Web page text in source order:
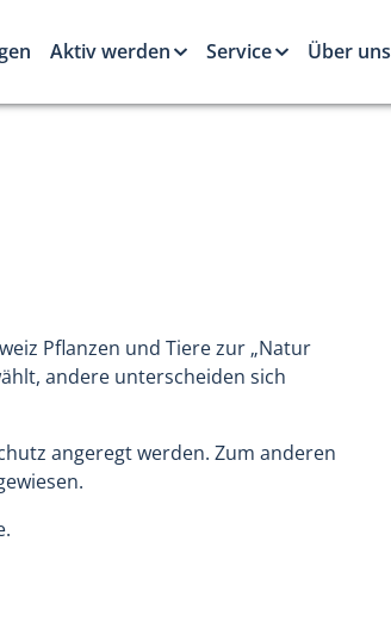
Aktiv werden Service Über uns
Pflanzen und Tiere zur „Natur
andere unterscheiden sich
angeregt werden. Zum anderen